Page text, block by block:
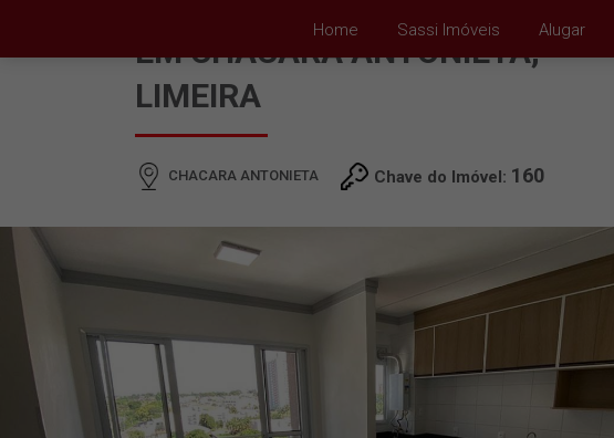
Home Sassi Imóveis Alugar
EM CHACARA ANTONIETA,
LIMEIRA
CHACARA ANTONIETA Chave do Imóvel: 160